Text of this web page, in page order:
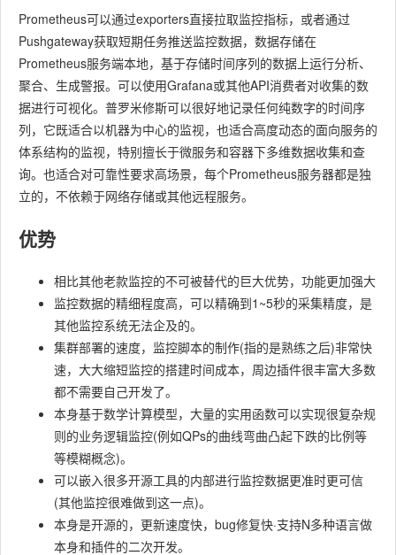
Prometheus可以通过exporters直接拉取监控指标，或者通过
Pushgateway获取短期任务推送监控数据，数据存储在
Prometheus服务端本地，基于存储时间序列的数据上运行分析、
聚合、生成警报。可以使用Grafana或其他API消费者对收集的数
据进行可视化。普罗米修斯可以很好地记录任何纯数字的时间序
列，它既适合以机器为中心的监视，也适合高度动态的面向服务的
体系结构的监视，特别擅长于微服务和容器下多维数据收集和查
询。也适合对可靠性要求高场景，每个Prometheus服务器都是独
立的，不依赖于网络存储或其他远程服务。
优势
相比其他老款监控的不可被替代的巨大优势，功能更加强大
监控数据的精细程度高，可以精确到1~5秒的采集精度，是
其他监控系统无法企及的。
集群部署的速度，监控脚本的制作(指的是熟练之后)非常快
速，大大缩短监控的搭建时间成本，周边插件很丰富大多数
都不需要自己开发了。
本身基于数学计算模型，大量的实用函数可以实现很复杂规
则的业务逻辑监控(例如QPs的曲线弯曲凸起下跌的比例等
等模糊概念)。
可以嵌入很多开源工具的内部进行监控数据更准时更可信
(其他监控很难做到这一点)。
本身是开源的，更新速度快，bug修复快·支持N多种语言做
本身和插件的二次开发。